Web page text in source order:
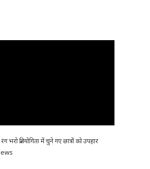
भरो प्रतियोगिता में चुने गए छात्रों को उपहार